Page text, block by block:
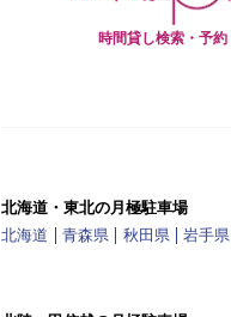
時間貸し検索・予約
北海道・東北の月極駐車場
北海道
青森県 秋田県 岩手県